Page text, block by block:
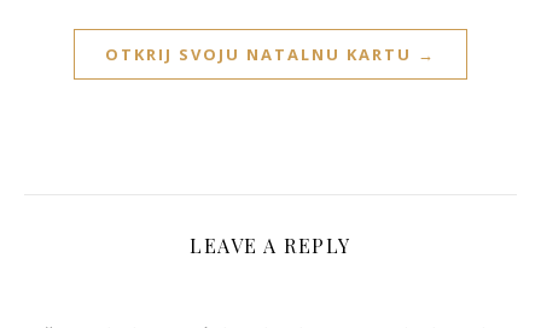
OTKRIJ SVOJU NATALNU KARTU →
LEAVE A REPLY